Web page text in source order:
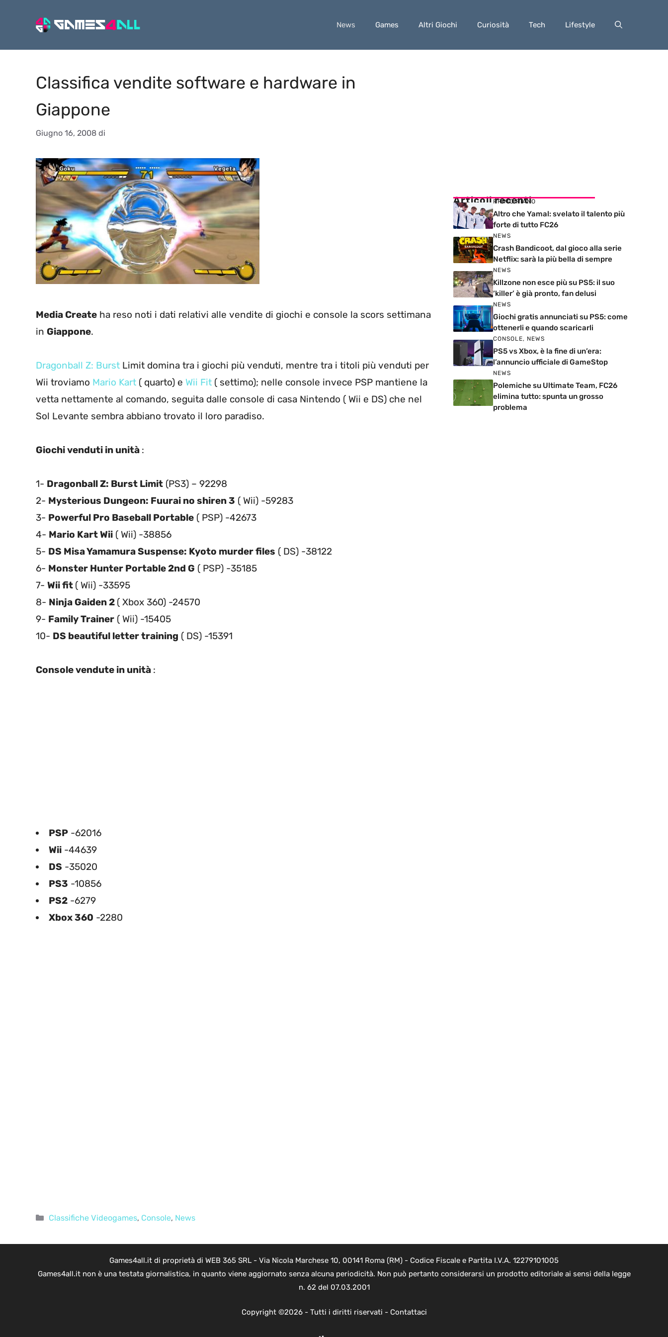
News Games Altri Giochi Curiosità Tech Lifestyle
Classifica vendite software e hardware in
Giappone
Giugno 16, 2008 di
Media Create ha reso noti i dati relativi alle vendite di giochi e console la scors settimana
in Giappone.
Dragonball Z: Burst Limit domina tra i giochi più venduti, mentre tra i titoli più venduti per
Wii troviamo Mario Kart ( quarto) e Wii Fit ( settimo); nelle console invece PSP mantiene la
vetta nettamente al comando, seguita dalle console di casa Nintendo ( Wii e DS) che nel
Sol Levante sembra abbiano trovato il loro paradiso.
Giochi venduti in unità :
1- Dragonball Z: Burst Limit (PS3) – 92298
2- Mysterious Dungeon: Fuurai no shiren 3 ( Wii) -59283
3- Powerful Pro Baseball Portable ( PSP) -42673
4- Mario Kart Wii ( Wii) -38856
5- DS Misa Yamamura Suspense: Kyoto murder files ( DS) -38122
6- Monster Hunter Portable 2nd G ( PSP) -35185
7- Wii fit ( Wii) -33595
8- Ninja Gaiden 2 ( Xbox 360) -24570
9- Family Trainer ( Wii) -15405
10- DS beautiful letter training ( DS) -15391
Console vendute in unità :
PSP -62016
Wii -44639
DS -35020
PS3 -10856
PS2 -6279
Xbox 360 -2280
Categorie
Classifiche Videogames, Console, News
Articoli recenti
PRIMO PIANO
Altro che Yamal: svelato il talento più
forte di tutto FC26
NEWS
Crash Bandicoot, dal gioco alla serie
Netflix: sarà la più bella di sempre
NEWS
Killzone non esce più su PS5: il suo
‘killer’ è già pronto, fan delusi
NEWS
Giochi gratis annunciati su PS5: come
ottenerli e quando scaricarli
CONSOLE, NEWS
PS5 vs Xbox, è la fine di un’era:
l’annuncio ufficiale di GameStop
NEWS
Polemiche su Ultimate Team, FC26
elimina tutto: spunta un grosso
problema
Games4all.it di proprietà di WEB 365 SRL - Via Nicola Marchese 10, 00141 Roma (RM) - Codice Fiscale e Partita I.V.A. 12279101005
Games4all.it non è una testata giornalistica, in quanto viene aggiornato senza alcuna periodicità. Non può pertanto considerarsi un prodotto editoriale ai sensi della legge
n. 62 del 07.03.2001
Copyright ©2026 - Tutti i diritti riservati - Contattaci